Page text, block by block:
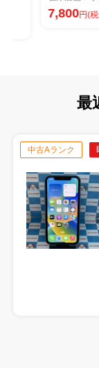
7,800円(税
最
中古Aランク